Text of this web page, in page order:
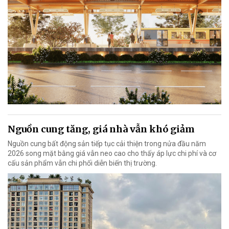
Nguồn cung tăng, giá nhà vẫn khó giảm
Nguồn cung bất động sản tiếp tục cải thiện trong nửa đầu năm
2026 song mặt bằng giá vẫn neo cao cho thấy áp lực chi phí và cơ
cấu sản phẩm vẫn chi phối diễn biến thị trường.